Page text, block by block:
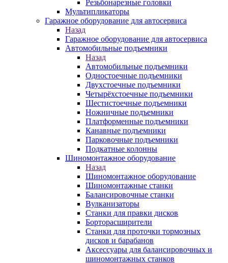
Резьбонарезные головки
Мультипликаторы
Гаражное оборудование для автосервиса
Назад
Гаражное оборудование для автосервиса
Автомобильные подъемники
Назад
Автомобильные подъемники
Одностоечные подъемники
Двухстоечные подъемники
Четырёхстоечные подъемники
Шестистоечные подъемники
Ножничные подъемники
Платформенные подъемники
Канавные подъемники
Парковочные подъемники
Подкатные колонны
Шиномонтажное оборудование
Назад
Шиномонтажное оборудование
Шиномонтажные станки
Балансировочные станки
Вулканизаторы
Станки для правки дисков
Борторасширители
Станки для проточки тормозных
дисков и барабанов
Аксессуары для балансировочных и
шиномонтажных станков